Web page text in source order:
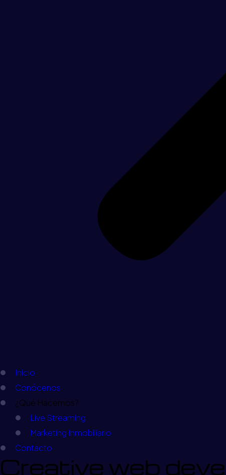
Inicio
Conócenos
¿Qué Hacemos?
Live Streaming
Marketing Inmobiliario
Contacto
Creative web